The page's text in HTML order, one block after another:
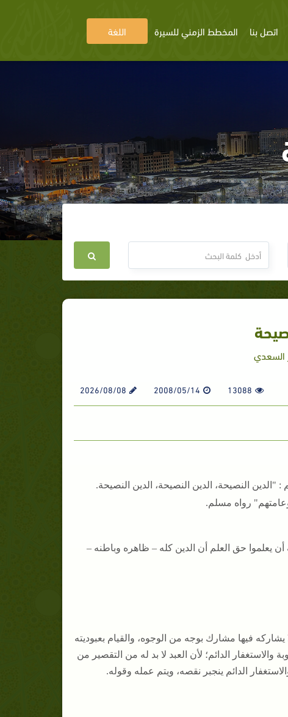
اتصل بنا المخطط الزمني للسيرة اللغة
السعدي
13088
2008/05/14
2026/08/08
النصيحة، الدين النصيحة، الدين النصيحة.
وعامتهم" رواه مسلم.
أن يعلموا حق العلم أن الدين كله – ظاهره وباطنه –
فيها مشارك بوجه من الوجوه، والقيام بعبوديته
والاستغفار الدائم؛ لأن العبد لا بد له من التقصير من
الدائم ينجبر نقصه، ويتم عمله وقوله.